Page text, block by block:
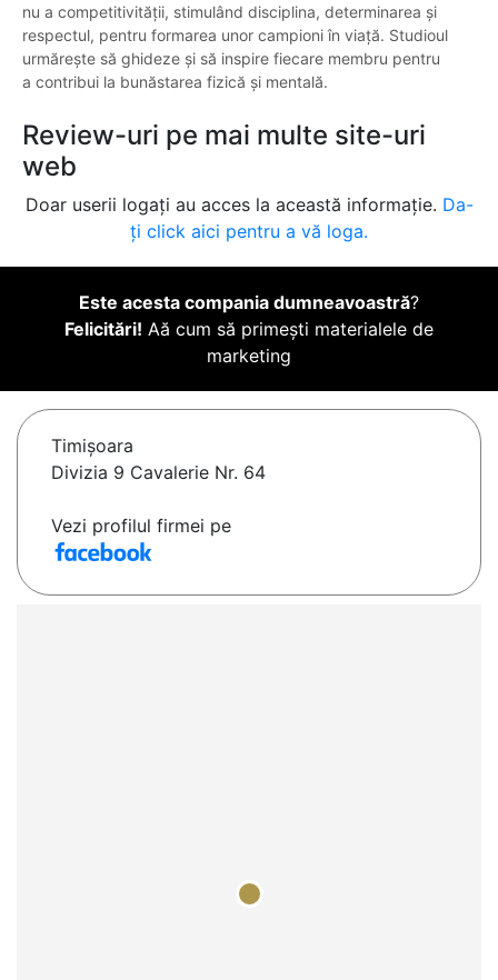
nu a competitivității, stimulând disciplina, determinarea și
respectul, pentru formarea unor campioni în viață. Studioul
urmărește să ghideze și să inspire fiecare membru pentru
a contribui la bunăstarea fizică și mentală.
Review-uri pe mai multe site-uri
web
Doar userii logați au acces la această informație. Da-
ți click aici pentru a vă loga.
Este acesta compania dumneavoastră?
Felicitări! Aă cum să primești materialele de
marketing
Timişoara
Divizia 9 Cavalerie Nr. 64
Vezi profilul firmei pe